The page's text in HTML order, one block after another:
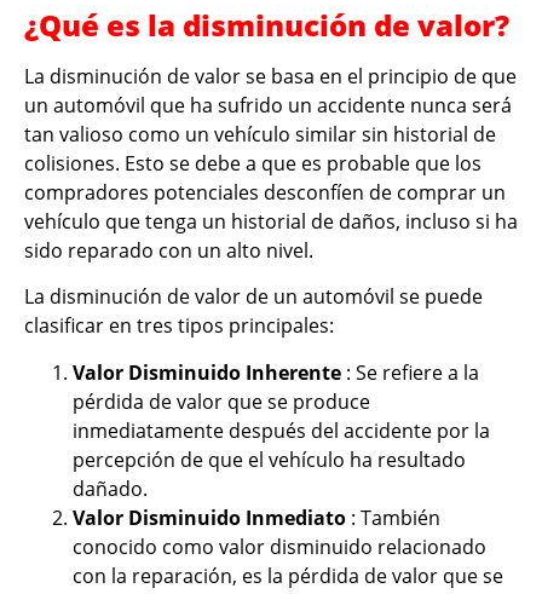
¿Qué es la disminución de valor?
La disminución de valor se basa en el principio de que
un automóvil que ha sufrido un accidente nunca será
tan valioso como un vehículo similar sin historial de
colisiones. Esto se debe a que es probable que los
compradores potenciales desconfíen de comprar un
vehículo que tenga un historial de daños, incluso si ha
sido reparado con un alto nivel.
La disminución de valor de un automóvil se puede
clasificar en tres tipos principales:
Valor Disminuido Inherente : Se refiere a la
pérdida de valor que se produce
inmediatamente después del accidente por la
percepción de que el vehículo ha resultado
dañado.
Valor Disminuido Inmediato : También
conocido como valor disminuido relacionado
con la reparación, es la pérdida de valor que se